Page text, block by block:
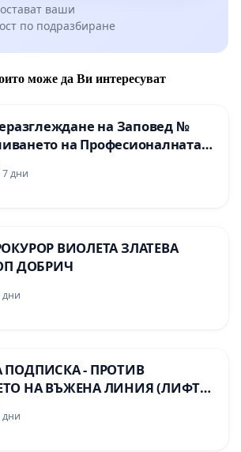
ежегодна поддръжка на
дървесна растителност, с цел
до съответните компетентни
ваши
по подразбиране
може да Ви интересуват
на Заповед №
на Професионалната
промишлени технологии в
гимназия по икономика и
гр. Пазарджик
дни
ВИОЛЕТА ЗЛАТЕВА
ДОБРИЧ
дни
ПОДПИСКА - ПРОТИВ
НА ВЪЖЕНА ЛИНИЯ (ЛИФТ)
НА ПРИРОДНА
„ХЪЛМ НА
(БУНАРДЖИК)
дни